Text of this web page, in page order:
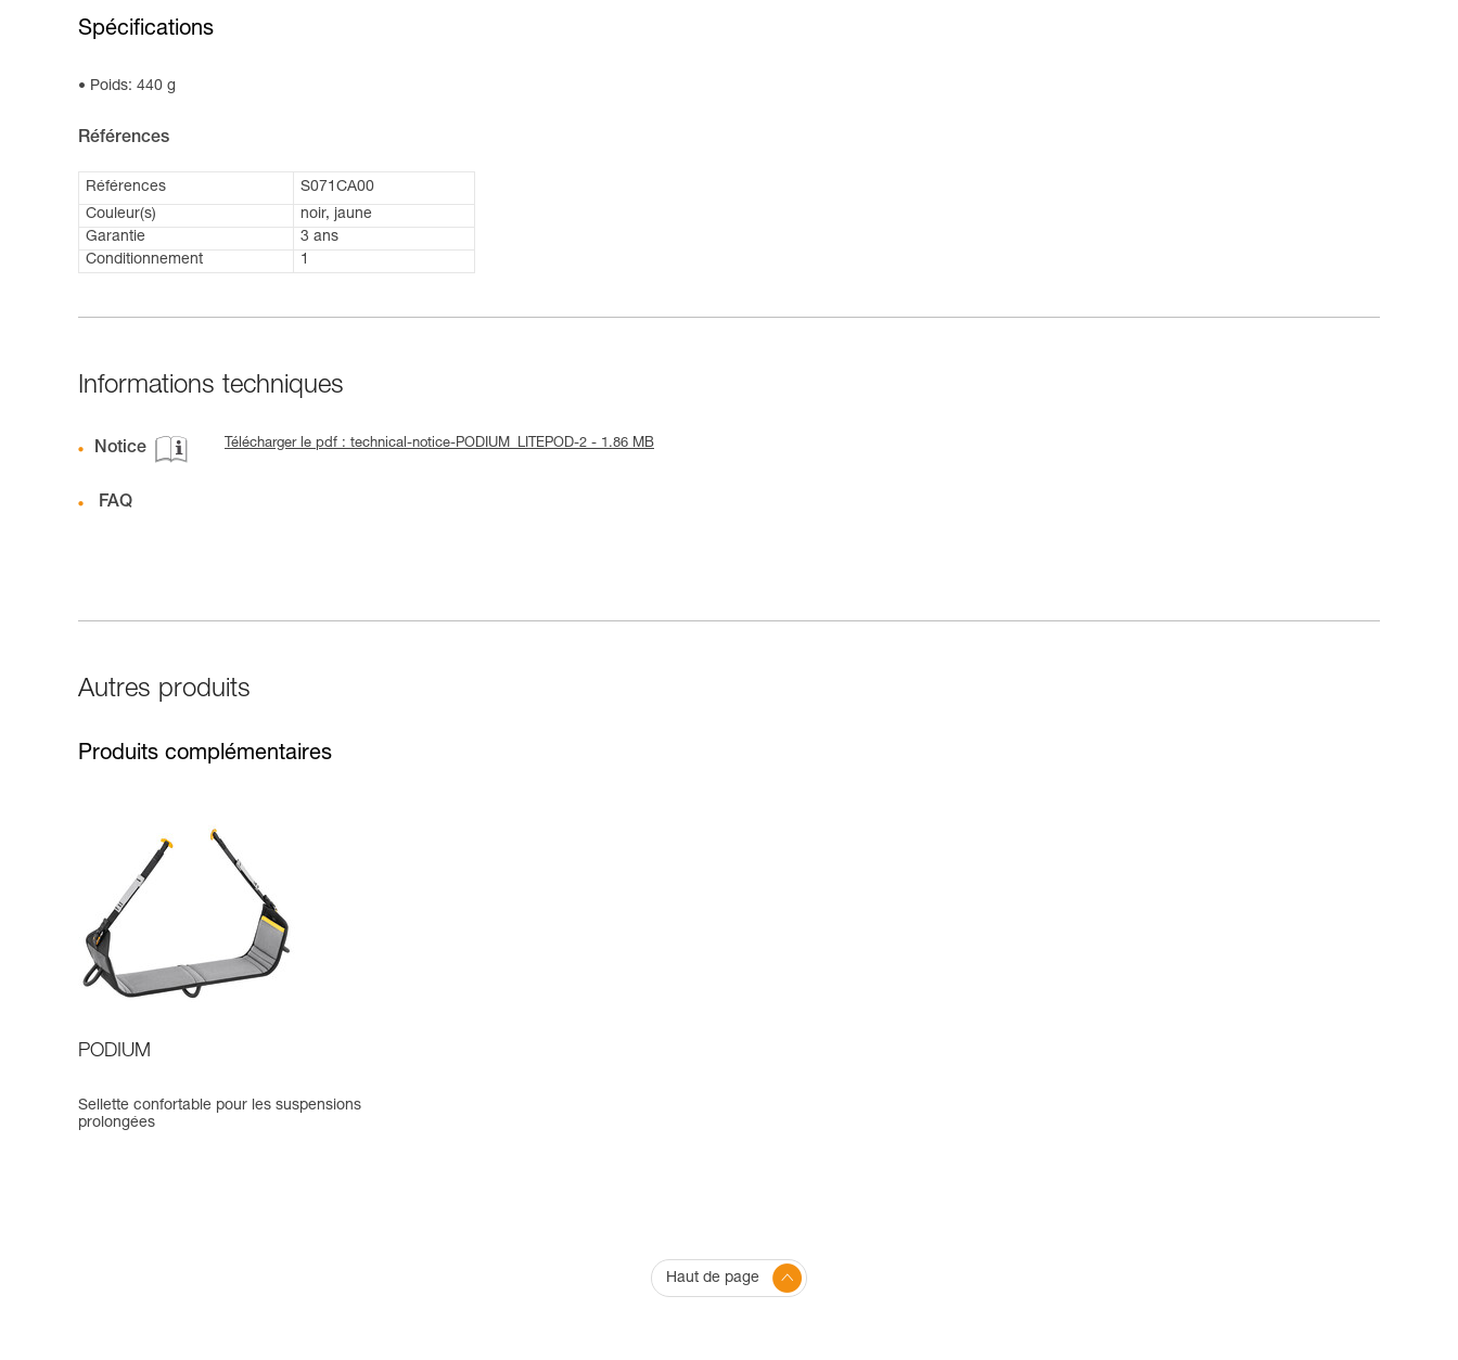
Spécifications
Poids: 440 g
Références
Références
S071CA00
Couleur(s)
noir, jaune
Garantie
3 ans
Conditionnement
1
Informations techniques
Notice Télécharger le pdf : technical-notice-PODIUM_LITEPOD-2 - 1.86 MB
FAQ
Autres produits
Produits complémentaires
PODIUM
Sellette confortable pour les suspensions
prolongées
Haut de page